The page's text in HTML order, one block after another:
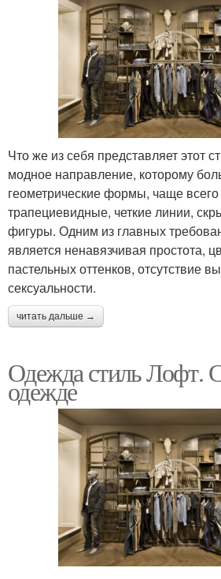
Что же из себя представляет этот
модное направление, которому
геометрические формы, чаще
трапециевидные, четкие линии,
фигуры. Одним из главных
является ненавязчивая простота,
пастельных оттенков, отсутствие
сексуальности.
читать дальше →
Одежда стиль Лофт.
одежде